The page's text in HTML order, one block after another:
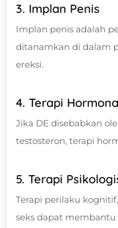
3. Implan Penis
Implan penis adalah
ditanamkan di dalam
ereksi.
4. Terapi
Jika DE disebabkan
testosteron, terapi
5. Terapi
Terapi perilaku
seks dapat